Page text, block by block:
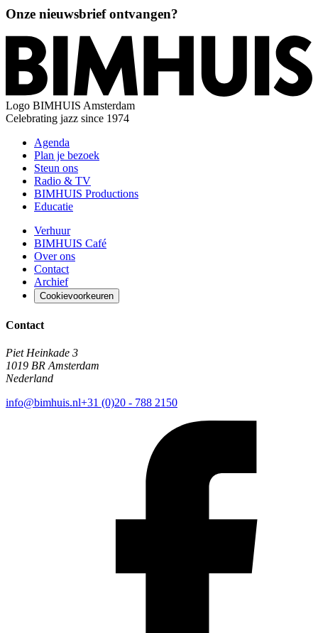
Onze nieuwsbrief ontvangen?
Logo BIMHUIS Amsterdam
Celebrating jazz since 1974
Agenda
Plan je bezoek
Steun ons
Radio & TV
BIMHUIS Productions
Educatie
Verhuur
BIMHUIS Café
Over ons
Contact
Archief
Cookievoorkeuren
Contact
Piet Heinkade 3
1019 BR Amsterdam
Nederland
info@bimhuis.nl+31 (0)20 - 788 2150